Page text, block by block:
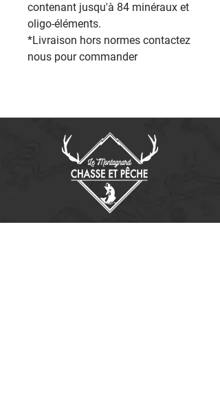
contenant jusqu'à 84 minéraux et
oligo-éléments.
*Livraison hors normes contactez
nous pour commander